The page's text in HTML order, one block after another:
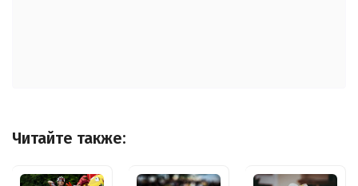
Читайте также: